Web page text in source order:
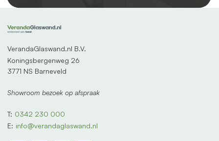
VerandaGlaswand.nl B.V.
Koningsbergenweg 26
3771 NS Barneveld
Showroom bezoek op afspraak
T: 0342 230 000
E: info@verandaglaswand.nl